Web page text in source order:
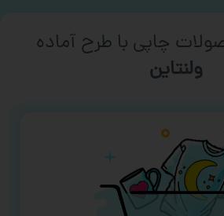
چاپی با طرح آماده
ورزشی